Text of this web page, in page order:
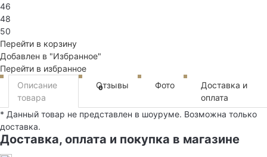
46
48
50
Перейти в корзину
Добавлен в "Избранное"
Перейти в избранное
Описание
товара
Отзывы
0 Фото
Доставка и
оплата
* Данный товар не представлен в шоуруме. Возможна только
доставка.
Доставка, оплата и покупка в магазине